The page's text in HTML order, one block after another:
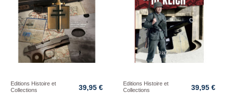
Editions Histoire et
Collections
39,95 €
Editions Histoire et
Collections
39,95 €